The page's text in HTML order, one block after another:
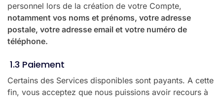
personnel lors de la création de votre Compte,
notamment vos noms et prénoms, votre adresse
postale, votre adresse email et votre numéro de
téléphone.
1.3 Paiement
Certains des Services disponibles sont payants. A cette
fin, vous acceptez que nous puissions avoir recours à